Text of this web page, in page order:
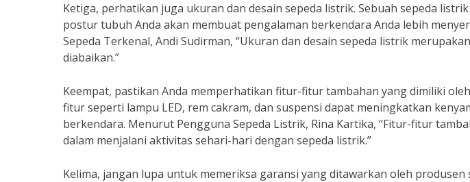
Ketiga, perhatikan juga ukuran dan desain sepeda listrik. Sebuah sepeda
postur tubuh Anda akan membuat pengalaman berkendara Anda lebih
Sepeda Terkenal, Andi Sudirman, “Ukuran dan desain sepeda listrik
diabaikan.”
Keempat, pastikan Anda memperhatikan fitur-fitur tambahan yang dimiliki
fitur seperti lampu LED, rem cakram, dan suspensi dapat meningkatkan
berkendara. Menurut Pengguna Sepeda Listrik, Rina Kartika, “Fitur-fitur
dalam menjalani aktivitas sehari-hari dengan sepeda listrik.”
Kelima, jangan lupa untuk memeriksa garansi yang ditawarkan oleh produsen